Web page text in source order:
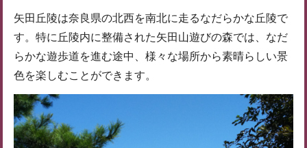
矢田丘陵は奈良県の北西を南北に走るなだらかな丘陵で
す。特に丘陵内に整備された矢田山遊びの森では、なだ
らかな遊歩道を進む途中、様々な場所から素晴らしい景
色を楽しむことができます。